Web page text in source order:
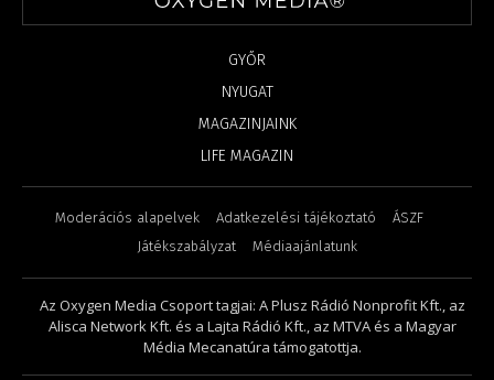
GYŐR
NYUGAT
MAGAZINJAINK
LIFE MAGAZIN
Moderációs alapelvek Adatkezelési tájékoztató
ÁSZF
Játékszabályzat
Médiaajánlatunk
Az Oxygen Media Csoport tagjai: A Plusz Rádió Nonprofit Kft., az
Alisca Network Kft. és a Lajta Rádió Kft., az MTVA és a Magyar
Média Mecanatúra támogatottja.